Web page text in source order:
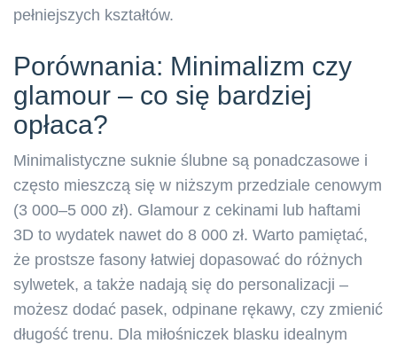
pełniejszych kształtów.
Porównania: Minimalizm czy
glamour – co się bardziej
opłaca?
Minimalistyczne suknie ślubne są ponadczasowe i
często mieszczą się w niższym przedziale cenowym
(3 000–5 000 zł). Glamour z cekinami lub haftami
3D to wydatek nawet do 8 000 zł. Warto pamiętać,
że prostsze fasony łatwiej dopasować do różnych
sylwetek, a także nadają się do personalizacji –
możesz dodać pasek, odpinane rękawy, czy zmienić
długość trenu. Dla miłośniczek blasku idealnym